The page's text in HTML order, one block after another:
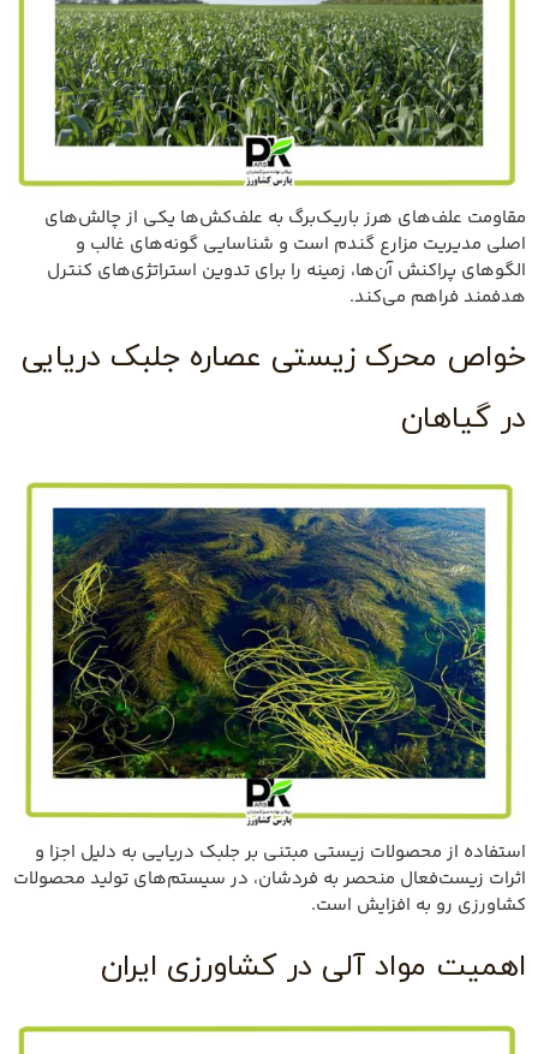
مقاومت علف‌های هرز باریک‌برگ به علف‌کش‌ها یکی از چالش‌های
اصلی مدیریت مزارع گندم است و شناسایی گونه‌های غالب و
الگوهای پراکنش آن‌ها، زمینه را برای تدوین استراتژی‌های کنترل
هدفمند فراهم می‌کند.
خواص محرک زیستی عصاره جلبک دریایی
در گیاهان
استفاده از محصولات زیستی مبتنی بر جلبک دریایی به دلیل اجزا و
اثرات زیست‌فعال منحصر به فردشان، در سیستم‌های تولید محصولات
کشاورزی رو به افزایش است.
اهمیت مواد آلی در کشاورزی ایران